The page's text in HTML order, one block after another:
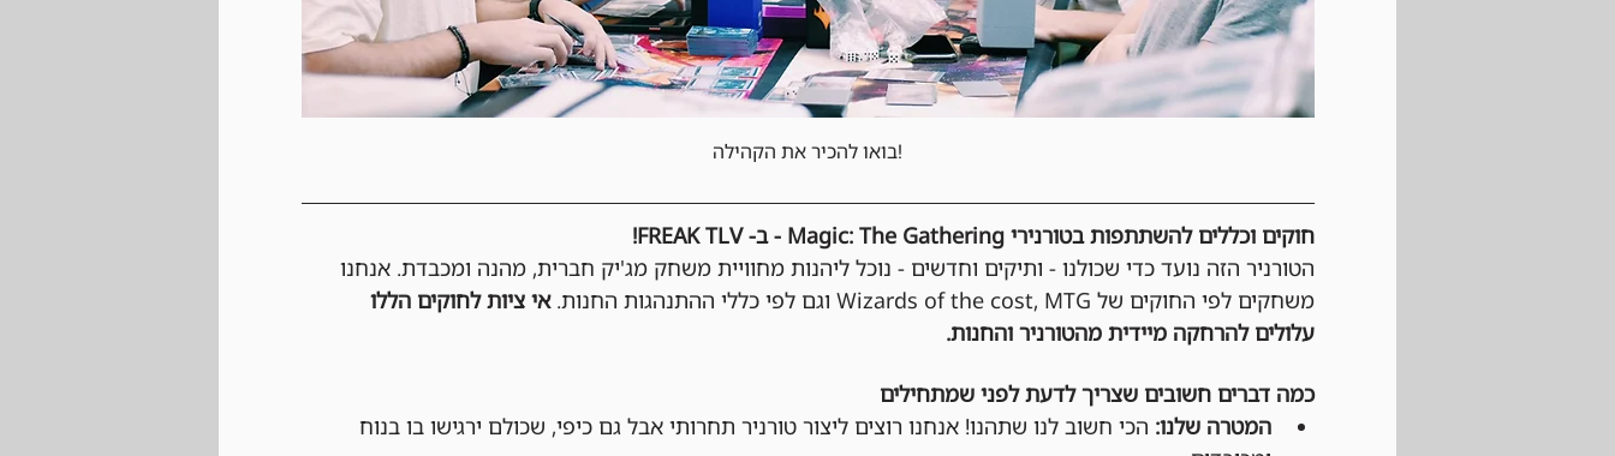
בואו להכיר את הקהילה!
חוקים וכללים להשתתפות בטורנירי Magic: The Gathering - ב- FREAK TLV!
הטורניר הזה נועד כדי שכולנו - ותיקים וחדשים - נוכל ליהנות מחוויית משחק מג'יק חברית, מהנה ומכבדת. אנחנו
משחקים לפי החוקים של Wizards of the cost, MTG וגם לפי כללי ההתנהגות החנות.
אי ציות לחוקים הללו
עלולים להרחקה מיידית מהטורניר והחנות.
כמה דברים חשובים שצריך לדעת לפני שמתחילים
המטרה שלנו: הכי חשוב לנו שתהנו! אנחנו רוצים ליצור טורניר תחרותי אבל גם כיפי, שכולם ירגישו בו בנוח